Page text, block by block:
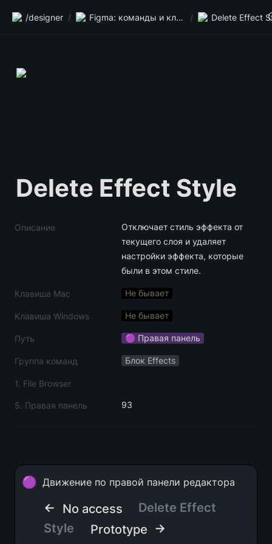
/designer / Figma: команды и клавиши / Delete Effect
Delete Effect Style
Описание
Отключает стиль эффекта от
текущего слоя и удаляет
настройки эффекта, которые
были в этом стиле.
Клавиша Mac Не бывает
Клавиша Windows Не бывает
Путь 🟣 Правая панель
Группа команд Блок Effects
1. File Browser
5. Правая панель 93
🟣 Движение по правой панели редактора
← No access
Delete Effect
Style
Prototype →